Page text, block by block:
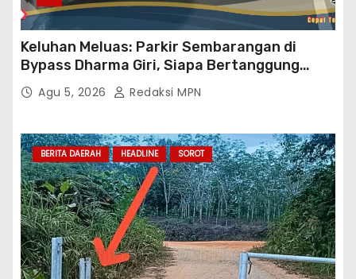
Keluhan Meluas: Parkir Sembarangan di
Bypass Dharma Giri, Siapa Bertanggung
Jawab?
Agu 5, 2026 Redaksi MPN
BERITA DAERAH HEADLINE SOROT